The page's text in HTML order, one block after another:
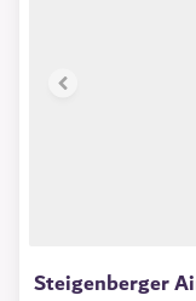
Steigenberger